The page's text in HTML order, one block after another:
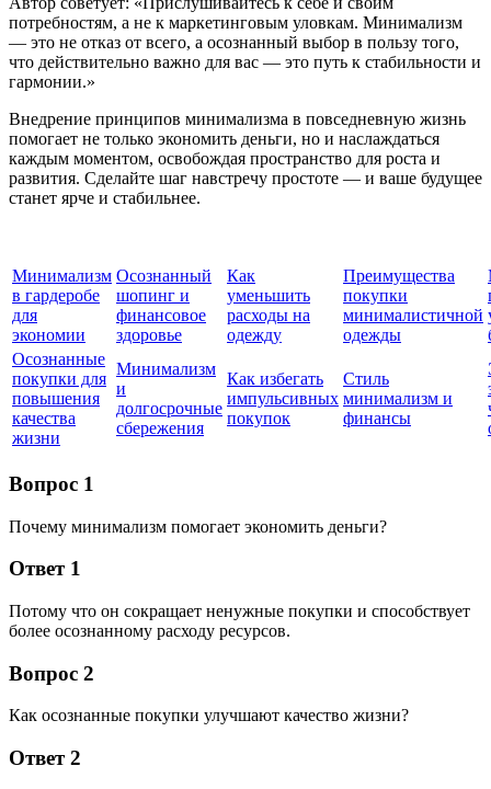
потребностям, а не к маркетинговым уловкам. Минимализм
— это не отказ от всего, а осознанный выбор в пользу того,
что действительно важно для вас — это путь к стабильности и
гармонии.»
Внедрение принципов минимализма в повседневную жизнь
помогает не только экономить деньги, но и наслаждаться
каждым моментом, освобождая пространство для роста и
развития. Сделайте шаг навстречу простоте — и ваше будущее
станет ярче и стабильнее.
Минимализм
в гардеробе
для
экономии
Осознанный
шопинг и
финансовое
здоровье
Как
уменьшить
расходы на
одежду
Преимущества
покупки
минималистичной
одежды
Осознанные
покупки для
повышения
качества
жизни
Минимализм
и
долгосрочные
сбережения
Как избегать
импульсивных
покупок
Стиль
минимализм и
финансы
Вопрос 1
Почему минимализм помогает экономить деньги?
Ответ 1
Потому что он сокращает ненужные покупки и способствует
более осознанному расходу ресурсов.
Вопрос 2
Как осознанные покупки улучшают качество жизни?
Ответ 2